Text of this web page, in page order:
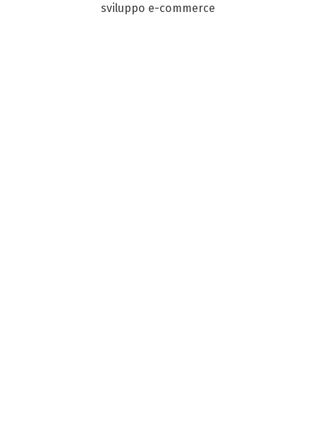
sviluppo e-commerce